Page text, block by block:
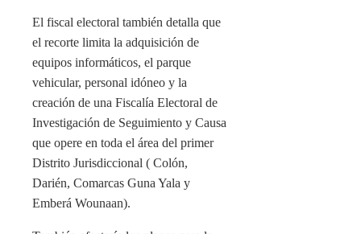
El fiscal electoral también detalla que
el recorte limita la adquisición de
equipos informáticos, el parque
vehicular, personal idóneo y la
creación de una Fiscalía Electoral de
Investigación de Seguimiento y Causa
que opere en toda el área del primer
Distrito Jurisdiccional ( Colón,
Darién, Comarcas Guna Yala y
Emberá Wounaan).